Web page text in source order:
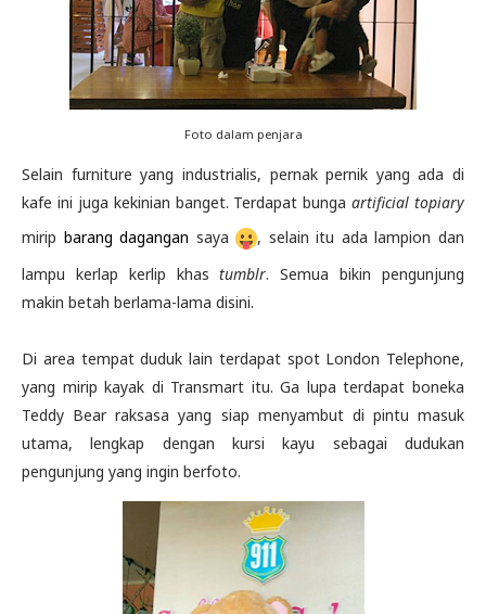
Foto dalam penjara
Selain furniture yang industrialis, pernak pernik yang ada di
kafe ini juga kekinian banget. Terdapat bungaartificial topiary
mirip barang dagangan saya
, selain itu ada lampion dan
lampu kerlap kerlip khastumblr. Semua bikin pengunjung
makin betah berlama-lama disini.
Di area tempat duduk lain terdapat spot London Telephone,
yang mirip kayak di Transmart itu. Ga lupa terdapat boneka
Teddy Bear raksasa yang siap menyambut di pintu masuk
utama, lengkap dengan kursi kayu sebagai dudukan
pengunjung yang ingin berfoto.